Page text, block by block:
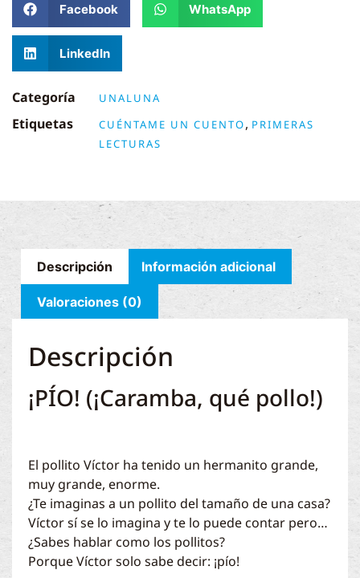
Facebook WhatsApp
LinkedIn
Categoría UNALUNA
Etiquetas CUÉNTAME UN CUENTO, PRIMERAS
LECTURAS
Descripción Información adicional
Valoraciones (0)
Descripción
¡PÍO! (¡Caramba, qué pollo!)
El pollito Víctor ha tenido un hermanito grande,
muy grande, enorme.
¿Te imaginas a un pollito del tamaño de una casa?
Víctor sí se lo imagina y te lo puede contar pero…
¿Sabes hablar como los pollitos?
Porque Víctor solo sabe decir: ¡pío!